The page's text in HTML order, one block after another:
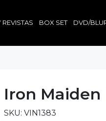
BOX SET DVD/
Iron Maiden
SKU: VIN1383